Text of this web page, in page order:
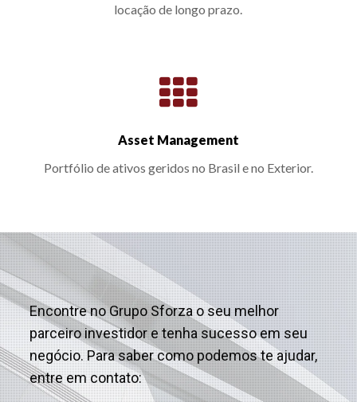
locação de longo prazo.
Asset Management
Portfólio de ativos geridos no Brasil e no Exterior.
Encontre no Grupo Sforza o seu melhor
parceiro investidor e tenha sucesso em seu
negócio. Para saber como podemos te ajudar,
entre em contato: